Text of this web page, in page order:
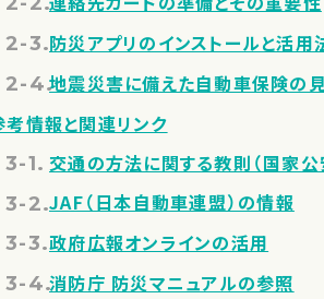
防災アプリのインストールと活用
地震災害に備えた自動車保険の
考情報と関連リンク
交通の方法に関する教則（国家公
JAF（日本自動車連盟）の情報
政府広報オンラインの活用
消防庁 防災マニュアルの参照